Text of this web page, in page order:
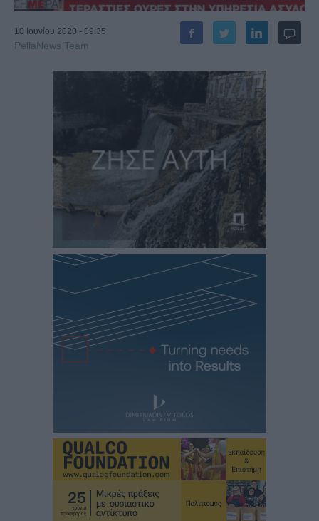
10 Ιουνίου 2020 - 09:35
PellaNews Team